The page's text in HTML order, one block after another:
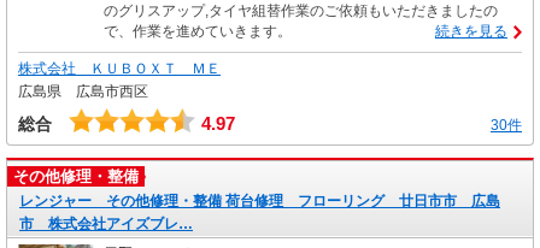
のグリスアップ,タイヤ組替作業のご依頼もいただきましたの
で、作業を進めていきます。
続きを見る
株式会社 ＫＵＢＯＸＴ ＭＥ
広島県 広島市西区
総合 4.97 30件
その他修理・整備
レンジャー その他修理・整備 荷台修理 フローリング 廿日市市 広島
市 株式会社アイズブレ…